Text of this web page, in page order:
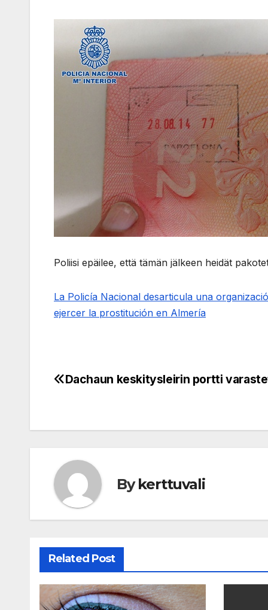
Poliisi epäilee, että tämän jälkeen heidät
La Policía Nacional desarticula una
ejercer la prostitución en Almería
Post
Dachaun keskitysleirin portti
Bykerttuvali
Related Post